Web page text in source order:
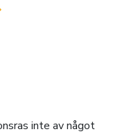
inte av något